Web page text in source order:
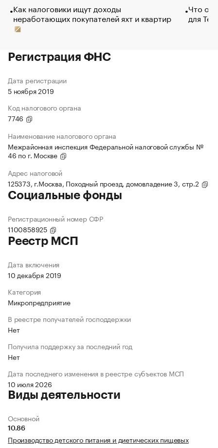
Как налоговики ищут доходы
неработающих покупателей яхт и квартир
Что
для
Регистрация ФНС
Дата регистрации
5 ноября 2019
Код налогового органа
7746
Наименование налогового органа
Межрайонная инспекция Федеральной налоговой службы №
46 по г. Москве
Адрес налоговой
125373, г.Москва, Походный проезд, домовладение 3, стр.2
Социальные фонды
Регистрационный номер СФР
1100858925
Реестр МСП
Дата включения
10 декабря 2019
Категория
Микропредприятие
В реестре получателей господдержки
Нет
Получила поддержку за последний год
Нет
Дата последнего изменения в реестре субъектов МСП
10 июля 2026
Виды деятельности
Основной
10.86
Производство детского питания и диетических пищевых